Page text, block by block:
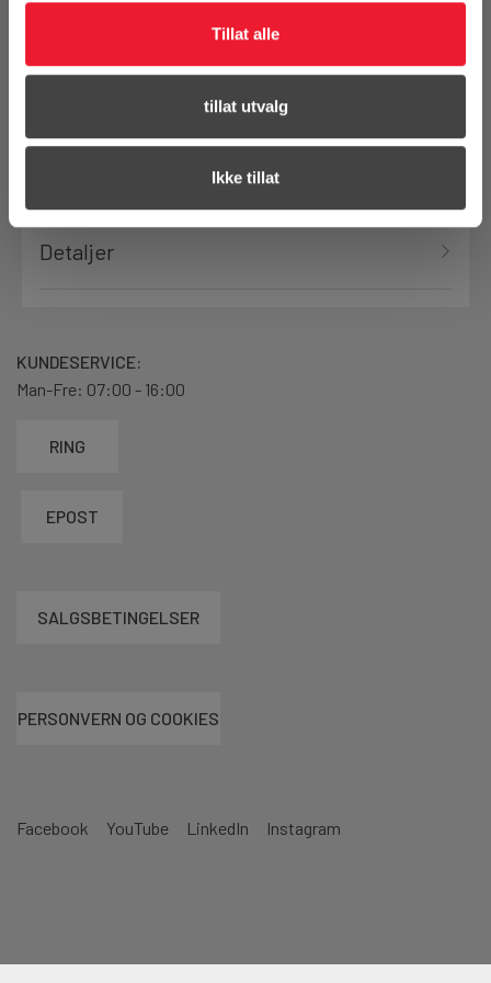
Tillat alle
tillat utvalg
Ikke tillat
Produktanmeldelser
Detaljer
Facebook YouTube LinkedIn Instagram
KUNDESERVICE:
Man-Fre: 07:00 - 16:00
RING
EPOST
SALGSBETINGELSER
PERSONVERN OG COOKIES